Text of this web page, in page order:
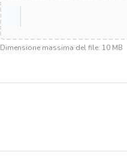
Dimensione massima del file: 10 MB